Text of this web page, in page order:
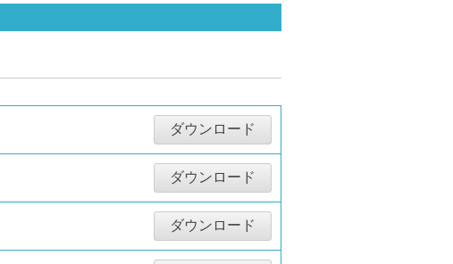
ダウンロード
ダウンロード
ダウンロード